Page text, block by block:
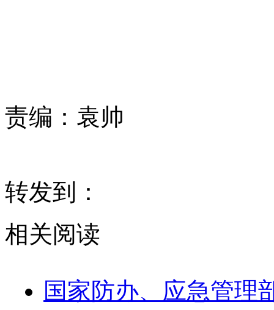
责编： 袁帅
转发到：
相关阅读
国家防办、应急管理